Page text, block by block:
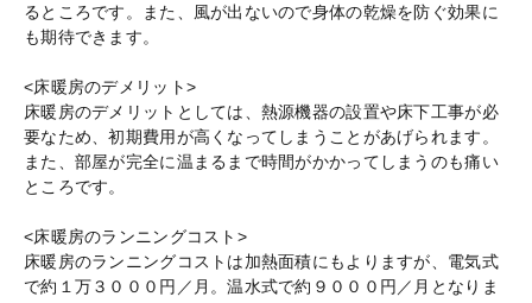
るところです。また、風が出ないので身体の乾燥を防ぐ効果に
も期待できます。
<床暖房のデメリット>
床暖房のデメリットとしては、熱源機器の設置や床下工事が必
要なため、初期費用が高くなってしまうことがあげられます。
また、部屋が完全に温まるまで時間がかかってしまうのも痛い
ところです。
<床暖房のランニングコスト>
床暖房のランニングコストは加熱面積にもよりますが、電気式
で約１万３０００円／月。温水式で約９０００円／月となりま